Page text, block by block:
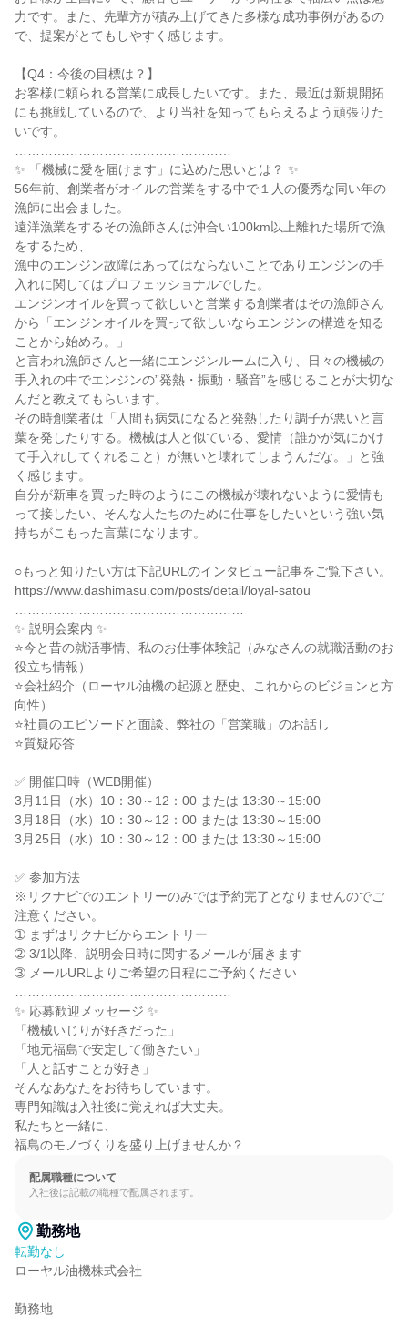
力です。また、先輩方が積み上げてきた多様な成功事例があるの
で、提案がとてもしやすく感じます。
【Q4：今後の目標は？】
お客様に頼られる営業に成長したいです。また、最近は新規開拓
にも挑戦しているので、より当社を知ってもらえるよう頑張りた
いです。
✨ 「機械に愛を届けます」に込めた思いとは？ ✨
56年前、創業者がオイルの営業をする中で１人の優秀な同い年の
漁師に出会ました。
遠洋漁業をするその漁師さんは沖合い100km以上離れた場所で漁
をするため、
漁中のエンジン故障はあってはならないことでありエンジンの手
入れに関してはプロフェッショナルでした。
エンジンオイルを買って欲しいと営業する創業者はその漁師さん
から「エンジンオイルを買って欲しいならエンジンの構造を知る
ことから始めろ。」
と言われ漁師さんと一緒にエンジンルームに入り、日々の機械の
手入れの中でエンジンの”発熱・振動・騒音”を感じることが大切な
んだと教えてもらいます。
その時創業者は「人間も病気になると発熱したり調子が悪いと言
葉を発したりする。機械は人と似ている、愛情（誰かが気にかけ
て手入れしてくれること）が無いと壊れてしまうんだな。」と強
く感じます。
自分が新車を買った時のようにこの機械が壊れないように愛情も
って接したい、そんな人たちのために仕事をしたいという強い気
持ちがこもった言葉になります。
○もっと知りたい方は下記URLのインタビュー記事をご覧下さい。
https://www.dashimasu.com/posts/detail/loyal-satou
✨ 説明会案内 ✨
⭐今と昔の就活事情、私のお仕事体験記（みなさんの就職活動のお
役立ち情報）
⭐会社紹介（ローヤル油機の起源と歴史、これからのビジョンと方
向性）
⭐社員のエピソードと面談、弊社の「営業職」のお話し
⭐質疑応答
✅ 開催日時（WEB開催）
3月11日（水）10：30～12：00 または 13:30～15:00
3月18日（水）10：30～12：00 または 13:30～15:00
3月25日（水）10：30～12：00 または 13:30～15:00
✅ 参加方法
※リクナビでのエントリーのみでは予約完了となりませんのでご
注意ください。
➀ まずはリクナビからエントリー
➁ 3/1以降、説明会日時に関するメールが届きます
➂ メールURLよりご希望の日程にご予約ください
✨ 応募歓迎メッセージ ✨
「機械いじりが好きだった」
「地元福島で安定して働きたい」
「人と話すことが好き」
そんなあなたをお待ちしています。
専門知識は入社後に覚えれば大丈夫。
私たちと一緒に、
福島のモノづくりを盛り上げませんか？
配属職種について
入社後は記載の職種で配属されます。
勤務地
転勤なし
ローヤル油機株式会社
勤務地